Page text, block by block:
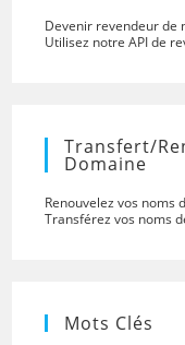
Devenir revendeur de
Utilisez notre API de
Transfert/
Domaine
Renouvelez vos noms
Transférez vos noms
Mots Clés